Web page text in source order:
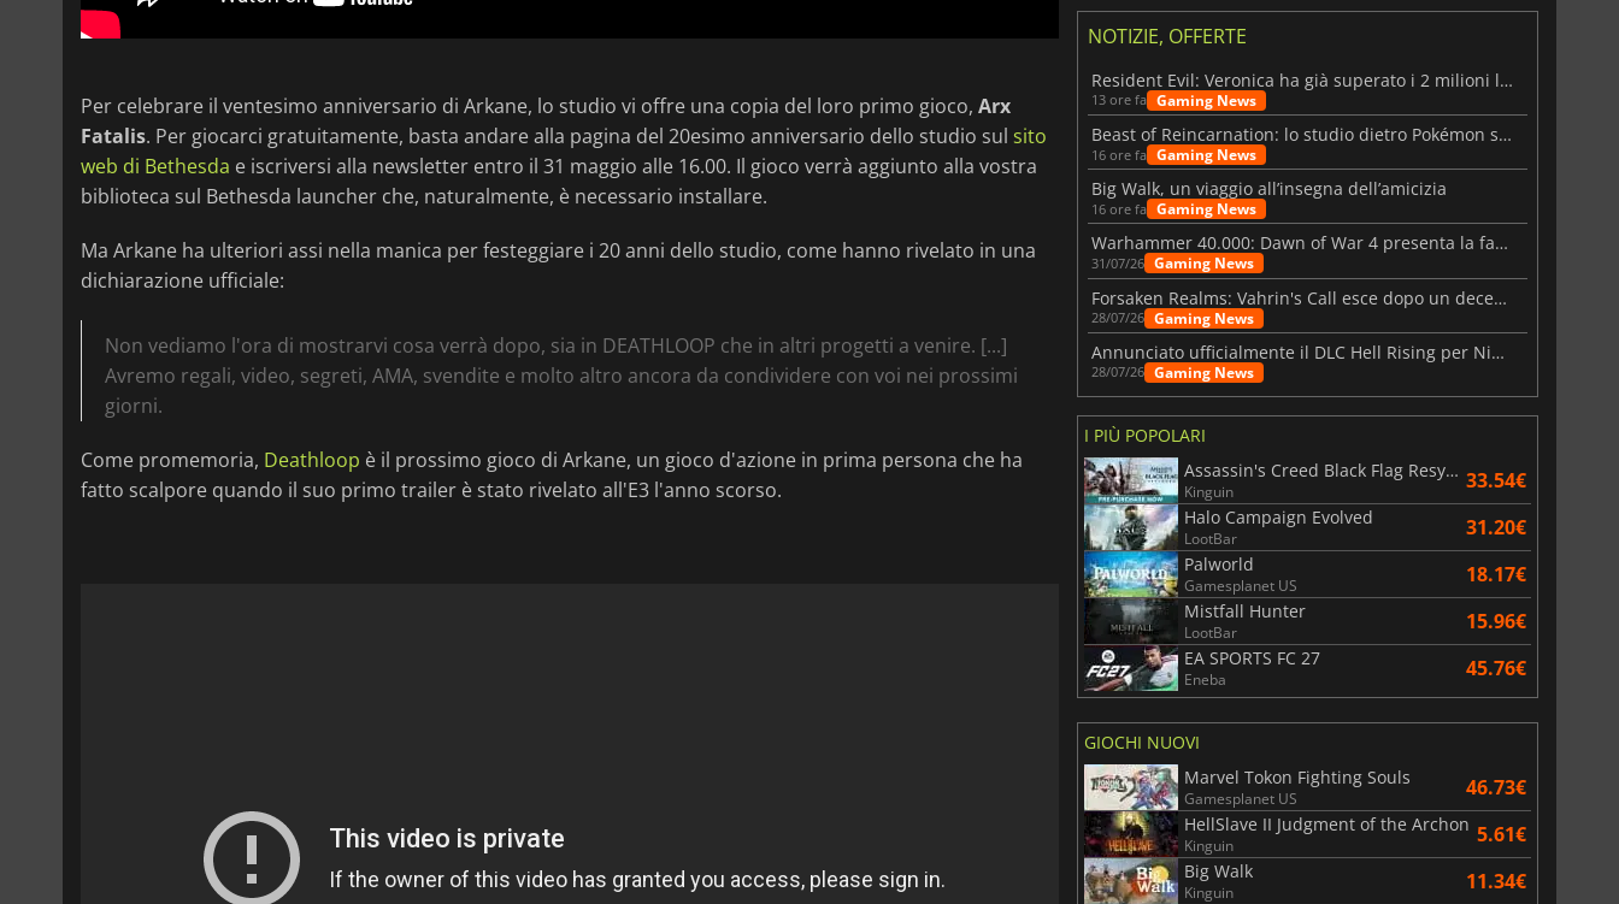
Per celebrare il ventesimo anniversario di Arkane, lo studio vi offre una copia del loro primo gioco, Arx
Fatalis. Per giocarci gratuitamente, basta andare alla pagina del 20esimo anniversario dello studio sul sito
web di Bethesda e iscriversi alla newsletter entro il 31 maggio alle 16.00. Il gioco verrà aggiunto alla vostra
biblioteca sul Bethesda launcher che, naturalmente, è necessario installare.
Ma Arkane ha ulteriori assi nella manica per festeggiare i 20 anni dello studio, come hanno rivelato in una
dichiarazione ufficiale:
Non vediamo l'ora di mostrarvi cosa verrà dopo, sia in DEATHLOOP che in altri progetti a venire. [...]
Avremo regali, video, segreti, AMA, svendite e molto altro ancora da condividere con voi nei prossimi
giorni.
Come promemoria, Deathloop è il prossimo gioco di Arkane, un gioco d'azione in prima persona che ha
fatto scalpore quando il suo primo trailer è stato rivelato all'E3 l'anno scorso.
NOTIZIE, OFFERTE
Resident Evil: Veronica ha già superato i 2 milioni liste dei desideri
13 ore fa Gaming News
Beast of Reincarnation: lo studio dietro Pokémon su una nuova strada
16 ore fa Gaming News
Big Walk, un viaggio all’insegna dell’amicizia
16 ore fa Gaming News
Warhammer 40.000: Dawn of War 4 presenta la fazione dei Necron
31/07/26 Gaming News
Forsaken Realms: Vahrin's Call esce dopo un decennio di sviluppo
28/07/26 Gaming News
Annunciato ufficialmente il DLC Hell Rising per Nioh 3
28/07/26 Gaming News
I PIÙ POPOLARI
Assassin's Creed Black Flag Resynced
Kinguin 33.54€
Halo Campaign Evolved
LootBar 31.20€
Palworld
Gamesplanet US 18.17€
Mistfall Hunter
LootBar 15.96€
EA SPORTS FC 27
Eneba 45.76€
GIOCHI NUOVI
Marvel Tokon Fighting Souls
Gamesplanet US 46.73€
HellSlave II Judgment of the Archon
Kinguin 5.61€
Big Walk
Kinguin 11.34€